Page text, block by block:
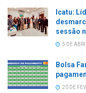
Icatu:
sessão
5 DE
Bolsa
20 DE